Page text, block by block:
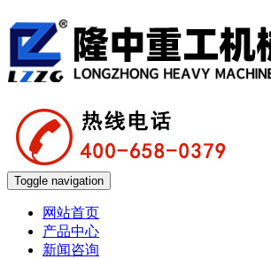
Toggle navigation
网站首页
产品中心
新闻咨询